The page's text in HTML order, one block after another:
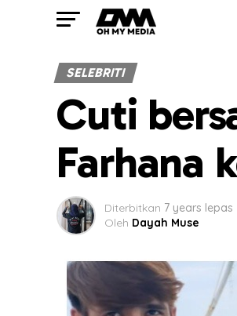
SELEBRITI
Cuti
Farhana
Diterbitkan 7 years lepas
Oleh Dayah Muse